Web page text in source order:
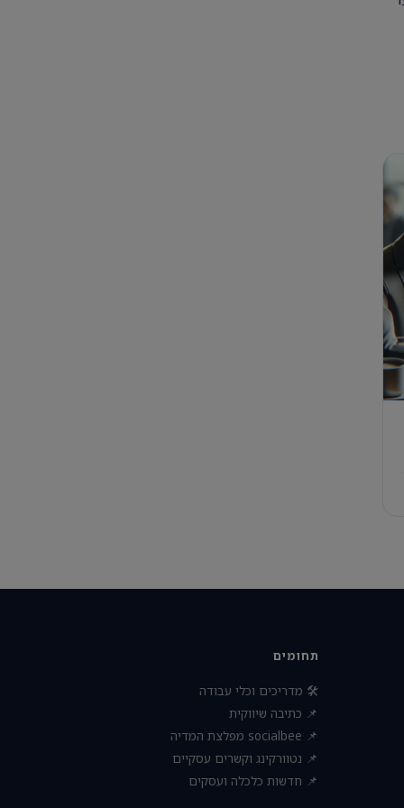
תחומים
🛠 מדריכים וכלי עבודה
📌 כתיבה שיווקית
📌 socialbee מפלצת המדיה
📌 נטוורקינג וקשרים עסקיים
📌 חדשות כלכלה ועסקים